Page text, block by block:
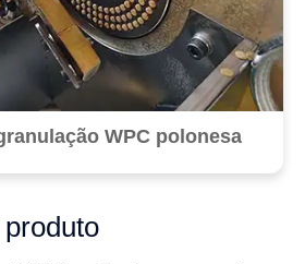
WPC polonesa